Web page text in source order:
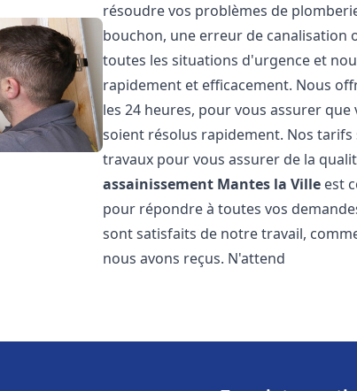
résoudre vos problèmes de
bouchon, une erreur de canalisation
toutes les situations d'urgence et
rapidement et efficacement. Nous
les 24 heures, pour vous assurer
soient résolus rapidement. Nos
travaux pour vous assurer de la
assainissement Mantes la Ville est
pour répondre à toutes vos
sont satisfaits de notre travail,
nous avons reçus. N'attend